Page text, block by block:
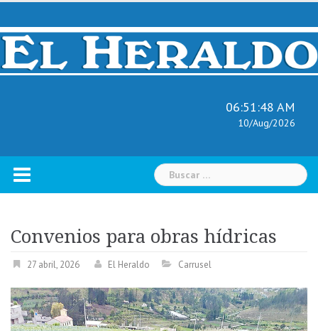
Skip
content
06:51:50 AM
10/Aug/2026
Buscar:
Convenios para obras hídricas
27 abril, 2026 El Heraldo Carrusel